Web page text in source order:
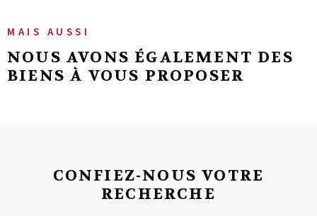
MAIS AUSSI
NOUS AVONS ÉGALEMENT DES
BIENS À VOUS PROPOSER
CONFIEZ-NOUS VOTRE
RECHERCHE